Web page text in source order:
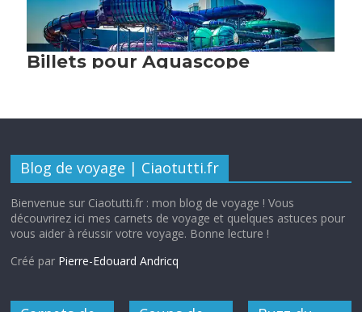
Blog de voyage | Ciaotutti.fr
Bienvenue sur Ciaotutti.fr : mon blog de voyage ! Vous
découvrirez ici mes carnets de voyage et quelques astuces pour
vous aider à réussir votre voyage. Bonne lecture !
Créé par Pierre-Edouard Andricq